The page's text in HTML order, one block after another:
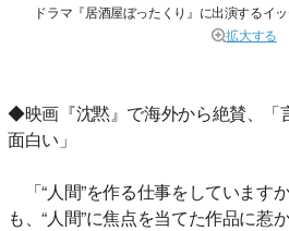
ドラマ『居酒屋ぼったくり』に出演するイ
拡大する
◆映画『沈黙』で海外から絶賛、「
面白い」
「“人間”を作る仕事をしています
も、“人間”に焦点を当てた作品に惹